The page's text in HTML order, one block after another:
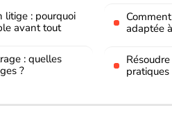
litige : pourquoi
avant tout
: quelles
?
adaptée